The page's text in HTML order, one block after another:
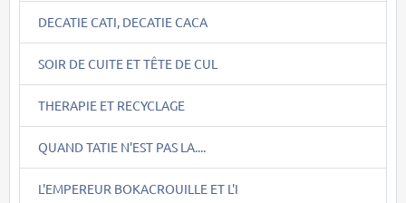
DECATIE CATI, DECATIE CACA
SOIR DE CUITE ET TÊTE DE CUL
THERAPIE ET RECYCLAGE
QUAND TATIE N'EST PAS LA....
L'EMPEREUR BOKACROUILLE ET L'I